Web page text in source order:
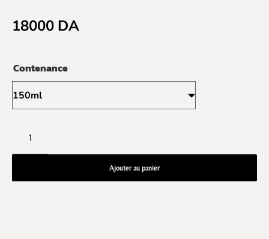
18000 DA
Contenance
Ajouter au panier